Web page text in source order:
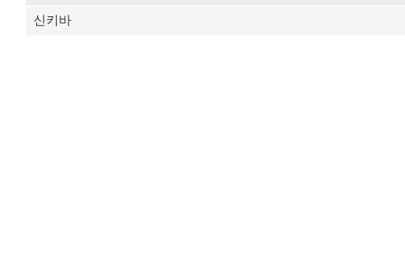
신키바